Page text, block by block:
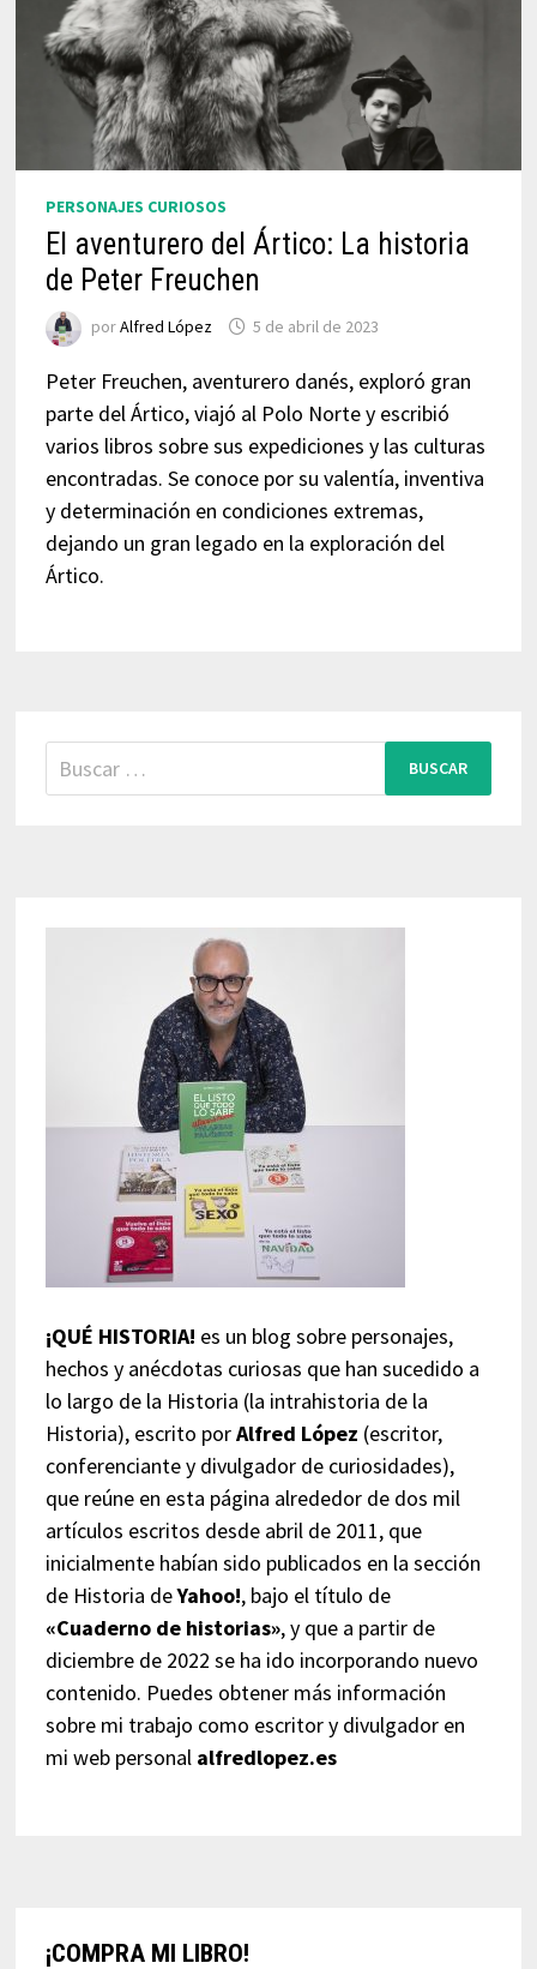
PERSONAJES CURIOSOS
El aventurero del Ártico: La historia
de Peter Freuchen
porAlfred López 5 de abril de 2023
Peter Freuchen, aventurero danés, exploró gran
parte del Ártico, viajó al Polo Norte y escribió
varios libros sobre sus expediciones y las culturas
encontradas. Se conoce por su valentía, inventiva
y determinación en condiciones extremas,
dejando un gran legado en la exploración del
Ártico.
Buscar:
¡QUÉ HISTORIA! es un blog sobre personajes,
hechos y anécdotas curiosas que han sucedido a
lo largo de la Historia (la intrahistoria de la
Historia), escrito porAlfred López (escritor,
conferenciante y divulgador de curiosidades),
que reúne en esta página alrededor de dos mil
artículos escritos desde abril de 2011, que
inicialmente habían sido publicados en la sección
de Historia deYahoo!, bajo el título de
«Cuaderno de historias», y que a partir de
diciembre de 2022 se ha ido incorporando nuevo
contenido. Puedes obtener más información
sobre mi trabajo como escritor y divulgador en
mi web personal alfredlopez.es
¡COMPRA MI LIBRO!